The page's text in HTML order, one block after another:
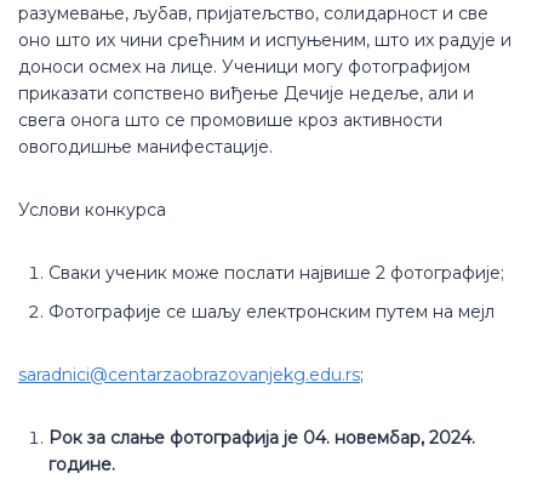
разумевање, љубав, пријатељство, солидарност и све
оно што их чини срећним и испуњеним, што их радује и
доноси осмех на лице. Ученици могу фотографијом
приказати сопствено виђење Дечије недеље, али и
свега онога што се промовише кроз активности
овогодишње манифестације.
Услови конкурса
Сваки ученик може послати највише 2 фотографије;
Фотографије се шаљу електронским путем на мејл
saradnici@centarzaobrazovanjekg.edu.rs;
Рок за слање фотографија је 04. новембар, 2024.
године.